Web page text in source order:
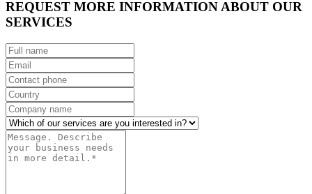
REQUEST MORE INFORMATION ABOUT OUR
SERVICES